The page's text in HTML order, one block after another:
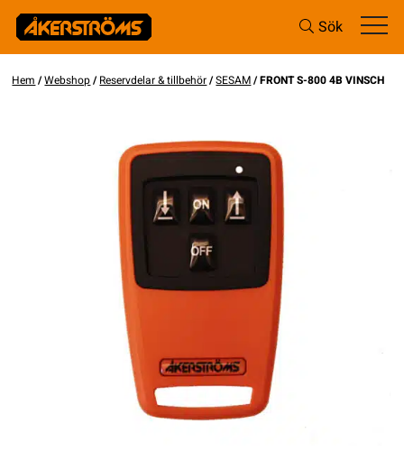
Sök
Hem /Webshop/Reservdelar & tillbehör/SESAM/ FRONT S-800 4B VINSCH